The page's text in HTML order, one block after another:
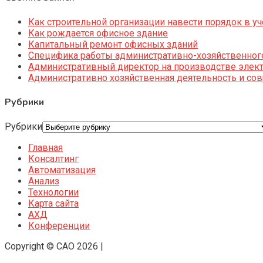
Как строительной организации навести порядок в
Как рождается офисное здание
Капитальный ремонт офисных зданий
Специфика работы административно-
Административный директор на производстве
Административно хозяйственная деятельность и
Рубрики
Рубрики
Главная
Консалтинг
Автоматизация
Анализ
Технологии
Карта сайта
АХД
Конференции
Copyright © CAO 2026